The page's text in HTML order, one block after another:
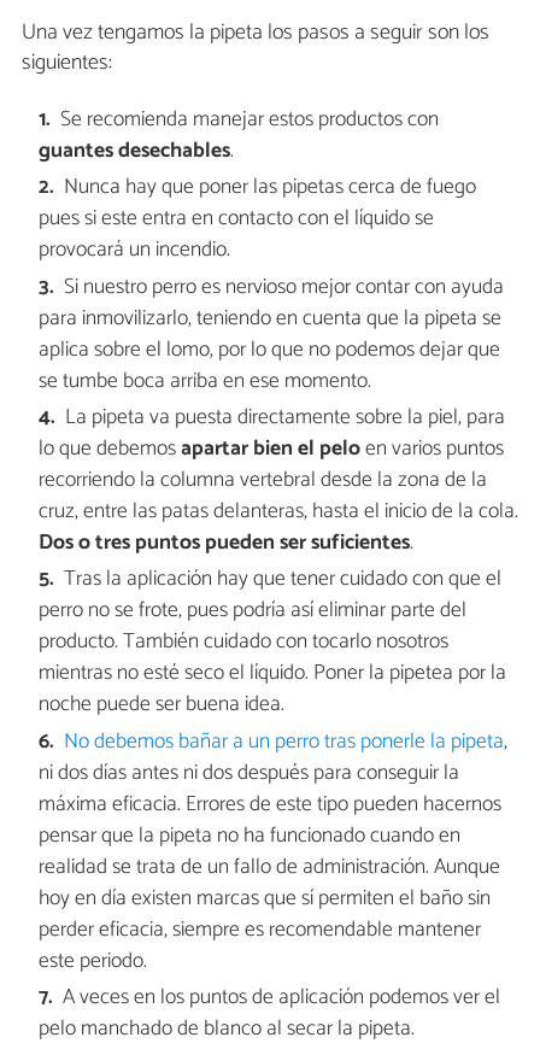
Una vez tengamos la pipeta los pasos a seguir son los
siguientes:
Se recomienda manejar estos productos con
guantes desechables.
Nunca hay que poner las pipetas cerca de fuego
pues si este entra en contacto con el líquido se
provocará un incendio.
Si nuestro perro es nervioso mejor contar con ayuda
para inmovilizarlo, teniendo en cuenta que la pipeta se
aplica sobre el lomo, por lo que no podemos dejar que
se tumbe boca arriba en ese momento.
La pipeta va puesta directamente sobre la piel, para
lo que debemosapartar bien el peloen varios puntos
recorriendo la columna vertebral desde la zona de la
cruz, entre las patas delanteras, hasta el inicio de la cola.
Dos o tres puntos pueden ser suficientes.
Tras la aplicación hay que tener cuidado con que el
perro no se frote, pues podría así eliminar parte del
producto. También cuidado con tocarlo nosotros
mientras no esté seco el líquido. Poner la pipetea por la
noche puede ser buena idea.
No debemos bañar a un perro tras ponerle la pipeta,
ni dos días antes ni dos después para conseguir la
máxima eficacia. Errores de este tipo pueden hacernos
pensar que la pipeta no ha funcionado cuando en
realidad se trata de un fallo de administración. Aunque
hoy en día existen marcas que sí permiten el baño sin
perder eficacia, siempre es recomendable mantener
este periodo.
A veces en los puntos de aplicación podemos ver el
pelo manchado de blanco al secar la pipeta.